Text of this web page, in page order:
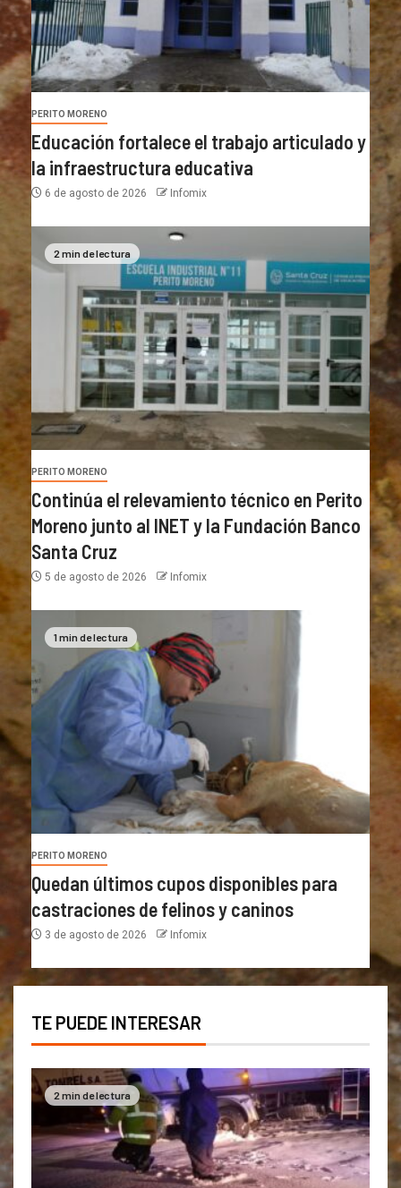
PERITO MORENO
Educación fortalece el trabajo articulado y
la infraestructura educativa
6 de agosto de 2026 Infomix
2 min de lectura
PERITO MORENO
Continúa el relevamiento técnico en Perito
Moreno junto al INET y la Fundación Banco
Santa Cruz
5 de agosto de 2026 Infomix
1 min de lectura
PERITO MORENO
Quedan últimos cupos disponibles para
castraciones de felinos y caninos
3 de agosto de 2026 Infomix
TE PUEDE INTERESAR
2 min de lectura